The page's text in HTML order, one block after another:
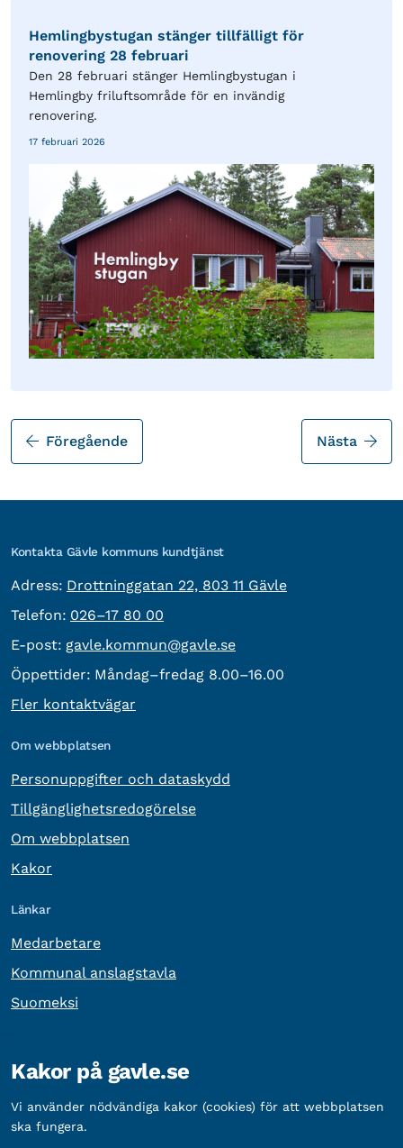
Hemlingbystugan stänger tillfälligt för
renovering 28 februari
Den 28 februari stänger Hemlingbystugan i
Hemlingby friluftsområde för en invändig
renovering.
17 februari 2026
Föregående Nästa
Kontakta Gävle kommuns kundtjänst
Adress: besöksadress:
Drottninggatan 22, 803 11 Gävle
Telefon: Telefon:
026–17 80 00
E-post: E-post:
gavle.kommun@gavle.se
Öppettider: Måndag–fredag 8.00–16.00
Fler kontaktvägar
Om webbplatsen
Personuppgifter och dataskydd
Tillgänglighetsredogörelse
Om webbplatsen
Kakor
Länkar
Medarbetare
Kommunal anslagstavla
Suomeksi
Organisationsnummer: 212000-2338
Bankgironummer: 5888-2333
Kakor på gavle.se
Vi använder nödvändiga kakor (cookies) för att webbplatsen
ska fungera.